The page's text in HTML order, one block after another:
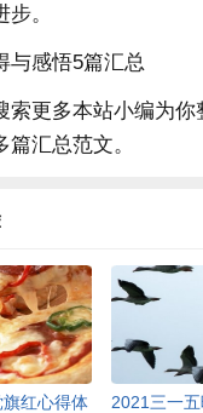
。
与感悟5篇汇总
索更多本站小编为你
汇总范文。
红心得体
2021三一